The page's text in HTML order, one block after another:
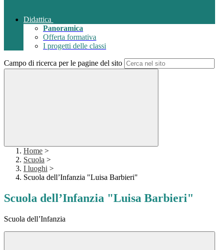
Didattica
Panoramica
Offerta formativa
I progetti delle classi
Campo di ricerca per le pagine del sito
Home >
Scuola >
I luoghi >
Scuola dell’Infanzia "Luisa Barbieri"
Scuola dell’Infanzia "Luisa Barbieri"
Scuola dell’Infanzia